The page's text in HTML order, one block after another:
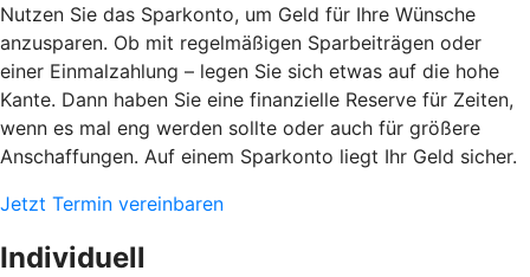
Nutzen Sie das Sparkonto, um Geld für Ihre Wünsche
anzusparen. Ob mit regelmäßigen Sparbeiträgen oder
einer Einmalzahlung – legen Sie sich etwas auf die hohe
Kante. Dann haben Sie eine finanzielle Reserve für Zeiten,
wenn es mal eng werden sollte oder auch für größere
Anschaffungen. Auf einem Sparkonto liegt Ihr Geld sicher.
Jetzt Termin vereinbaren
Individuell